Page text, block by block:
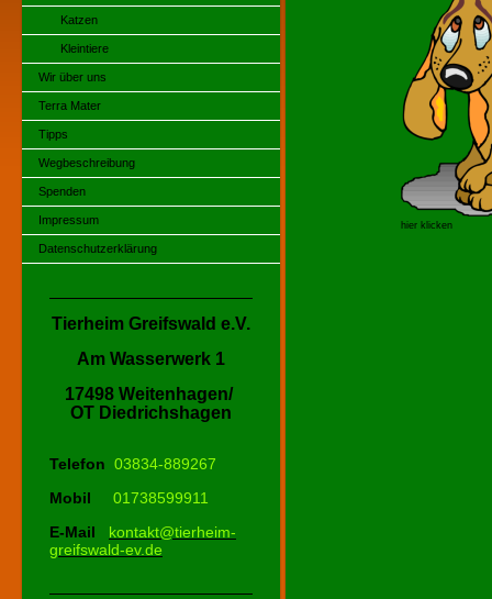
Katzen
Kleintiere
Wir über uns
Terra Mater
Tipps
Wegbeschreibung
Spenden
Impressum
Datenschutzerklärung
Tierheim Greifswald e.V.
Am Wasserwerk 1
17498 Weitenhagen/
OT Diedrichshagen
Telefon 03834-889267
Mobil
01738599911
E-Mail
kontakt@tierheim-
greifswald-ev.de
hier klicken